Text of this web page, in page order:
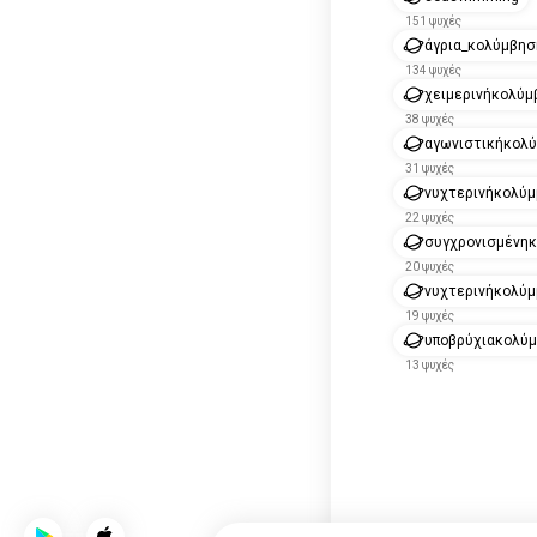
151 ψυχές
134 ψυχές
38 ψυχές
31 ψυχές
22 ψυχές
20 ψυχές
19 ψυχές
13 ψυχές